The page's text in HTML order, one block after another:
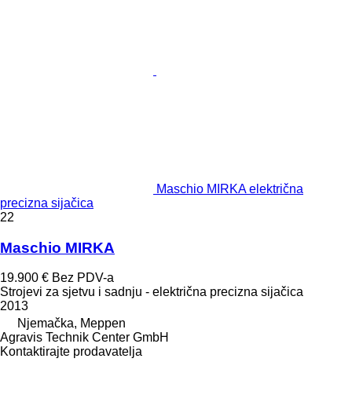
Maschio MIRKA električna
precizna sijačica
22
Maschio MIRKA
19.900 € Bez PDV-a
Strojevi za sjetvu i sadnju - električna precizna sijačica
2013
Njemačka, Meppen
Agravis Technik Center GmbH
Kontaktirajte prodavatelja